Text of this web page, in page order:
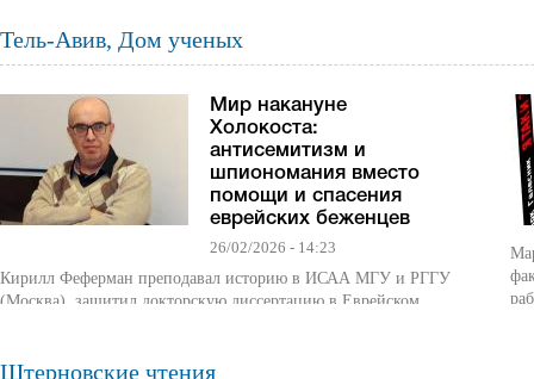
Тель-Авив, Дом ученых
Мир накануне
Холокоста:
антисемитизм и
шпиономания вместо
помощи и спасения
еврейских беженцев
26/02/2026 - 14:23
Кирилл Феферман преподавал историю в ИСАА МГУ и РГГУ
(Москва), защитил докторскую диссертацию в Еврейском
Штерновские чтения